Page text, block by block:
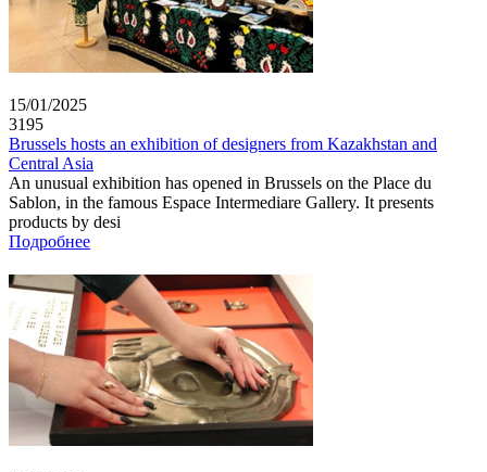
15/01/2025
3195
Brussels hosts an exhibition of designers from Kazakhstan and
Central Asia
An unusual exhibition has opened in Brussels on the Place du
Sablon, in the famous Espace Intermediare Gallery. It presents
products by desi
Подробнее